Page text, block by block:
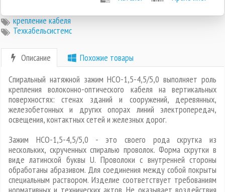
крепление кабеля
Техкабельсистемс
Описание
Похожие товары
Спиральный натяжной зажим НСО-1,5-4,5/5,0 выполняет роль
крепления волоконно-оптического кабеля на вертикальных
поверхностях: стенах зданий и сооружений, деревянных,
железобетонных и других опорах линий электропередач,
освещения, контактных сетей и железных дорог.
Зажим НСО-1,5-4,5/5,0 - это своего рода скрутка из
нескольких, скрученных спиралью проволок. Форма скрутки в
виде латинской буквы U. Проволоки с внутренней стороны
обработаны абразивом. Для соединения между собой покрыты
специальным раствором. Изделие соответствует требованиям